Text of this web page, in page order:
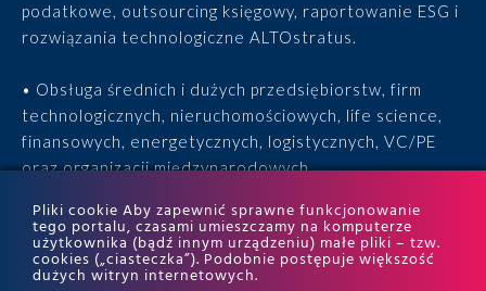
podatkowe, outsourcing księgowy, raportowanie ESG i
rozwiązania technologiczne ALTOstratus.
• Obsługa średnich i dużych przedsiębiorstw, firm
technologicznych, nieruchomościowych, life science,
finansowych, energetycznych, logistycznych, VC/PE
oraz organizacji międzynarodowych.
• 15 lat doświadczenia, 170 ekspertów, tysiące
zrealizowanych projektów i wyróżnienia w rankingach
ITR World Tax i ITR World TP.
Pliki cookie Aby zapewnić sprawne funkcjonowanie
tego portalu, czasami umieszczamy na komputerze
użytkownika (bądź innym urządzeniu) małe pliki – tzw.
cookies („ciasteczka”). Podobnie postępuje większość
dużych witryn internetowych.